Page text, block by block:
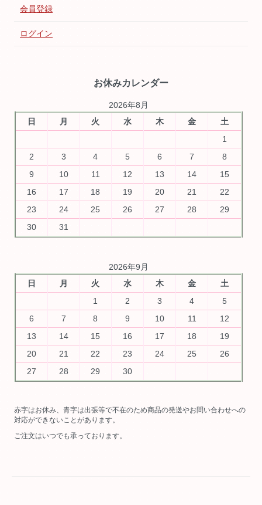
会員登録
ログイン
お休みカレンダー
2026年8月
日
月 火 水 木 金
土
1
2
3 4 5 6 7
8
9
10 11 12 13 14
15
16
17 18 19 20 21
22
23
24 25 26 27 28
29
30
31
2026年9月
日
月 火 水 木 金
土
1
2 3 4
5
6
7 8 9 10 11
12
13
14 15 16 17 18
19
20
21 22 23 24 25
26
27
28 29 30
赤字はお休み、青字は出張等で不在のため商品の発送やお問い合わせへの
対応ができないことがあります。
ご注文はいつでも承っております。